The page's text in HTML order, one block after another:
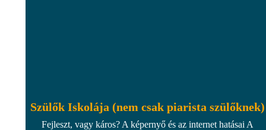
Szülők Iskolája (nem csak piarista szülőknek)
Fejleszt, vagy káros? A képernyő és az internet hatásai A